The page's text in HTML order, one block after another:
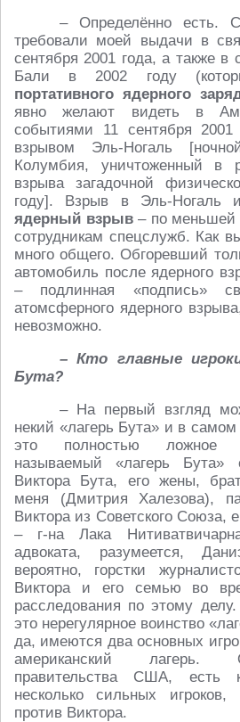
– Определённо есть.
требовали моей выдачи в
сентября 2001 года, а также в
Бали в 2002 году
портативного ядерного
явно желают видеть в
событиями 11 сентября
взрывом Эль-Ногаль
Колумбия, уничтоженный в
взрыва загадочной
году]. Взрыв в Эль-Ногаль
ядерный взрыв– по меньшей
сотрудникам спецслужб. Как
много общего. Обгоревший
автомобиль после ядерного
– подлинная «подпись»
атомсферного ядерного
невозможно.
– Кто главные
Бута?
– На первый взгляд
некий «лагерь Бута» и в
это полностью ложное
называемый «лагерь Бута»
Виктора Бута, его жены,
меня (Дмитрия Халезова),
Виктора из Советского Союза,
– г-на Лака
адвоката, разумеется,
вероятно, горстки
Виктора и его семью во
расследования по этому
это нерегулярное воинство
да, имеются два основных
американский лагерь.
правительства США,
несколько сильных игроков,
против Виктора.